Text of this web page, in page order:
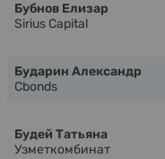
Бубнов Елизар
Sirius Capital
Бударин Александр
Cbonds
Будей Татьяна
Узметкомбинат